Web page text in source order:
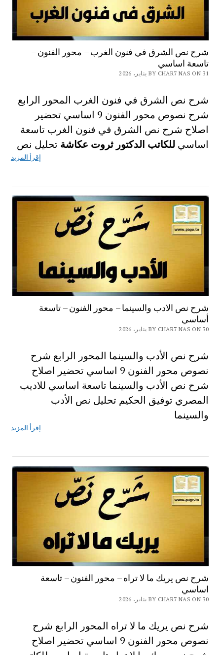
شرح نص الشرق في فنون الغرب – محور الفنون –
تاسعة اساسي
BY CHAR7 NAS ON 31 يناير، 2026
شرح نص الشرق في فنون الغرب المحور الرابع
شرح نصوص محور الفنون 9 اساسي تحضير
اصلاح شرح نص الشرق في فنون الغرب تاسعة
اساسي للكاتب الدكتور ثروت عكاشة تحليل نص
إقرأ المزيد
شرح نص الادب والسينما – محور الفنون – تاسعة
أساسي
BY CHAR7 NAS ON 30 يناير، 2026
شرح نص الأدب والسينما المحور الرابع شرح
نصوص محور الفنون 9 اساسي تحضير اصلاح
شرح نص الأدب والسينما تاسعة اساسي للاديب
المصري توفيق الحكيم تحليل نص الأدب
والسينما
إقرأ المزيد
شرح نص يريك ما لا تراه – محور الفنون – تاسعة
اساسي
BY CHAR7 NAS ON 30 يناير، 2026
شرح نص يريك ما لا تراه المحور الرابع شرح
نصوص محور الفنون 9 اساسي تحضير اصلاح